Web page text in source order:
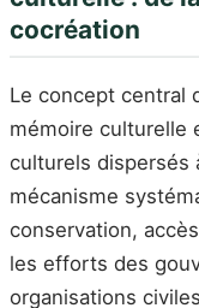
cocréation
Le concept central
mémoire culturelle
culturels dispersés
mécanisme
conservation,
les efforts des
organisations